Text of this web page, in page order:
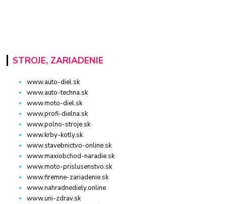
STROJE, ZARIADENIE
www.auto-diel.sk
www.auto-techna.sk
www.moto-diel.sk
www.profi-dielna.sk
www.polno-stroje.sk
www.krby-kotly.sk
www.stavebnictvo-online.sk
www.maxiobchod-naradie.sk
www.moto-prislusenstvo.sk
www.firemne-zariadenie.sk
www.nahradnediely.online
www.uni-zdrav.sk